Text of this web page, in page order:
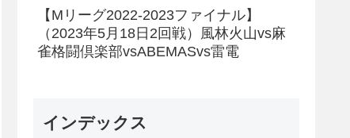
【Mリーグ2022-2023ファイナル】
（2023年5月18日2回戦）風林火山vs麻
雀格闘倶楽部vsABEMASvs雷電
インデックス